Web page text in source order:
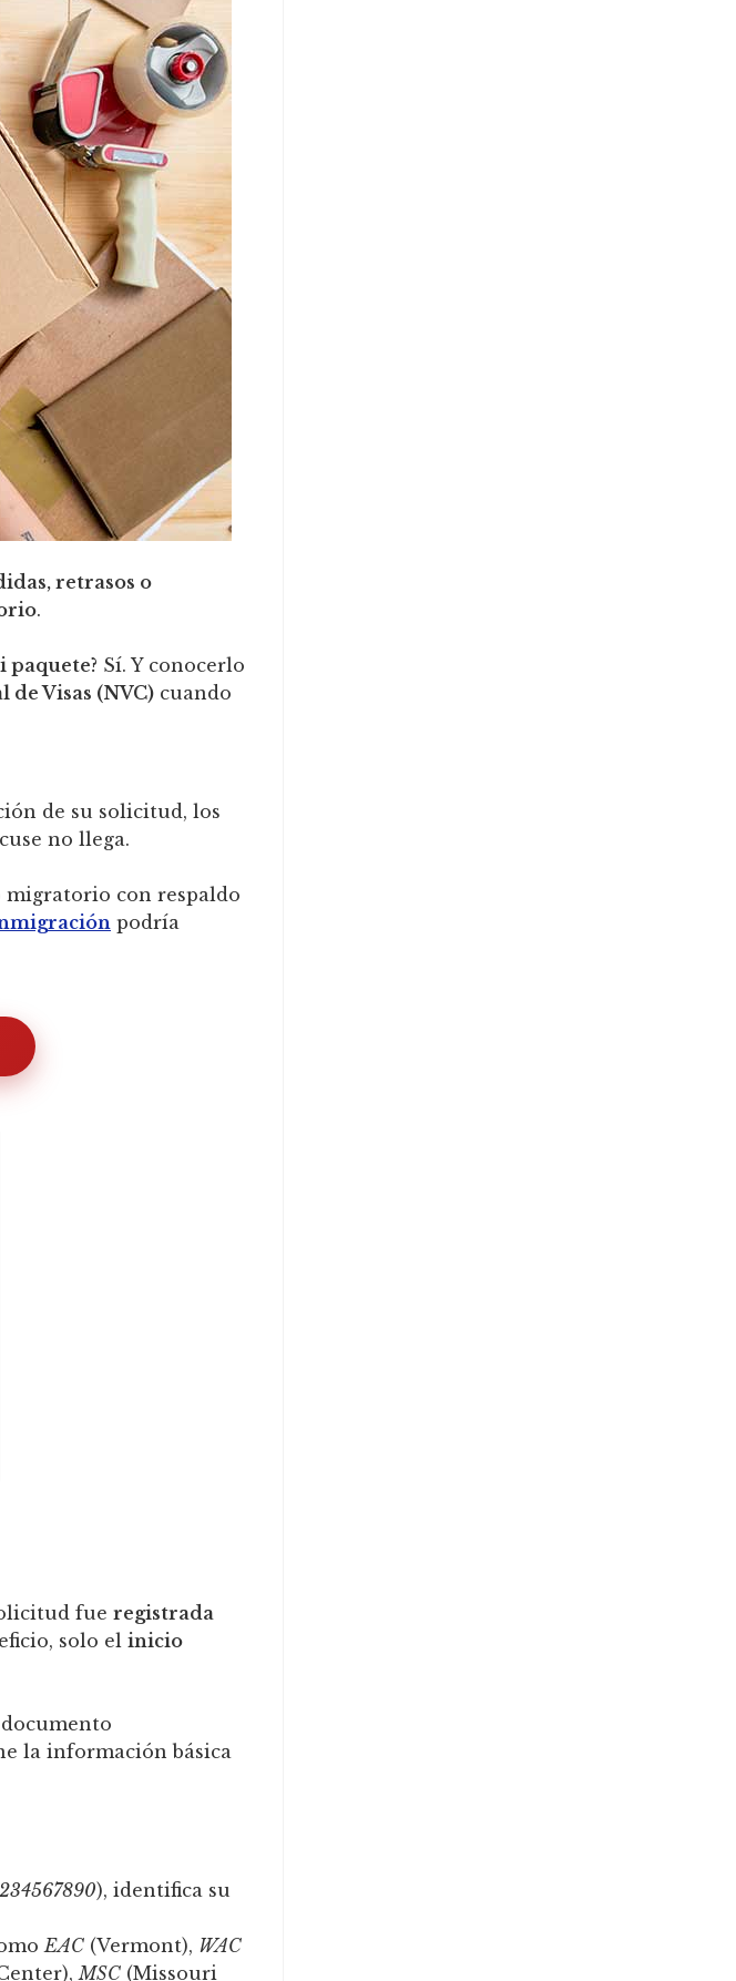
retrasos o
.
paquete? Sí. Y conocerlo
de Visas (NVC) cuando
de su solicitud, los
no llega.
migratorio con respaldo
podría
fue registrada
solo el inicio
documento
la información básica
), identifica su
EAC (Vermont), WAC
MSC (Missouri